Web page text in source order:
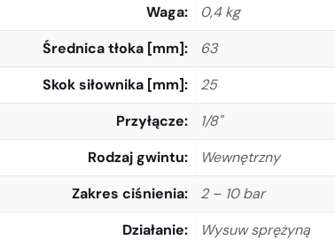
Waga
0,4 kg
Średnica tłoka [mm]
63
Skok siłownika [mm]
25
Przyłącze
1/8"
Rodzaj gwintu
Wewnętrzny
Zakres ciśnienia
2 – 10 bar
Działanie
Wysuw sprężyną